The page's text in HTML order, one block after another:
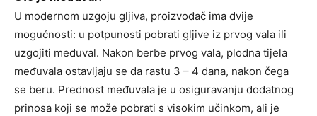
U modernom uzgoju gljiva, proizvođač ima dvije
mogućnosti: u potpunosti pobrati gljive iz prvog vala ili
uzgojiti međuval. Nakon berbe prvog vala, plodna tijela
međuvala ostavljaju se da rastu 3 – 4 dana, nakon čega
se beru. Prednost međuvala je u osiguravanju dodatnog
prinosa koji se može pobrati s visokim učinkom, ali je